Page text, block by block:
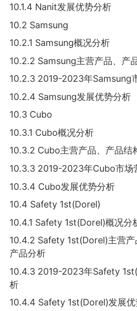
10.1.4 Nanit发展优势分析
10.2 Samsung
10.2.1 Samsung概况分析
10.2.2 Samsung主营产品、产
10.2.3 2019-2023年Samsung
10.2.4 Samsung发展优势分析
10.3 Cubo
10.3.1 Cubo概况分析
10.3.2 Cubo主营产品、产品结
10.3.3 2019-2023年Cubo市场
10.3.4 Cubo发展优势分析
10.4 Safety 1st(Dorel)
10.4.1 Safety 1st(Dorel)概况分
10.4.2 Safety 1st(Dorel)主营
产品分析
10.4.3 2019-2023年Safety
析
10.4.4 Safety 1st(Dorel)发展